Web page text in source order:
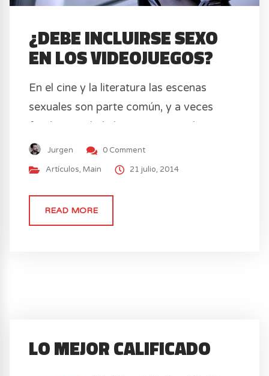
¿DEBE INCLUIRSE SEXO
EN LOS VIDEOJUEGOS?
En el cine y la literatura las escenas
sexuales son parte común, y a veces
fundamental, de la trama, sin embargo
este aspecto de la vida tiene poco de
empezar a emplearse en los videojuegos.
Jurgen
0 Comment
Artículos,Main 21 julio, 2014
READ MORE
LO MEJOR CALIFICADO